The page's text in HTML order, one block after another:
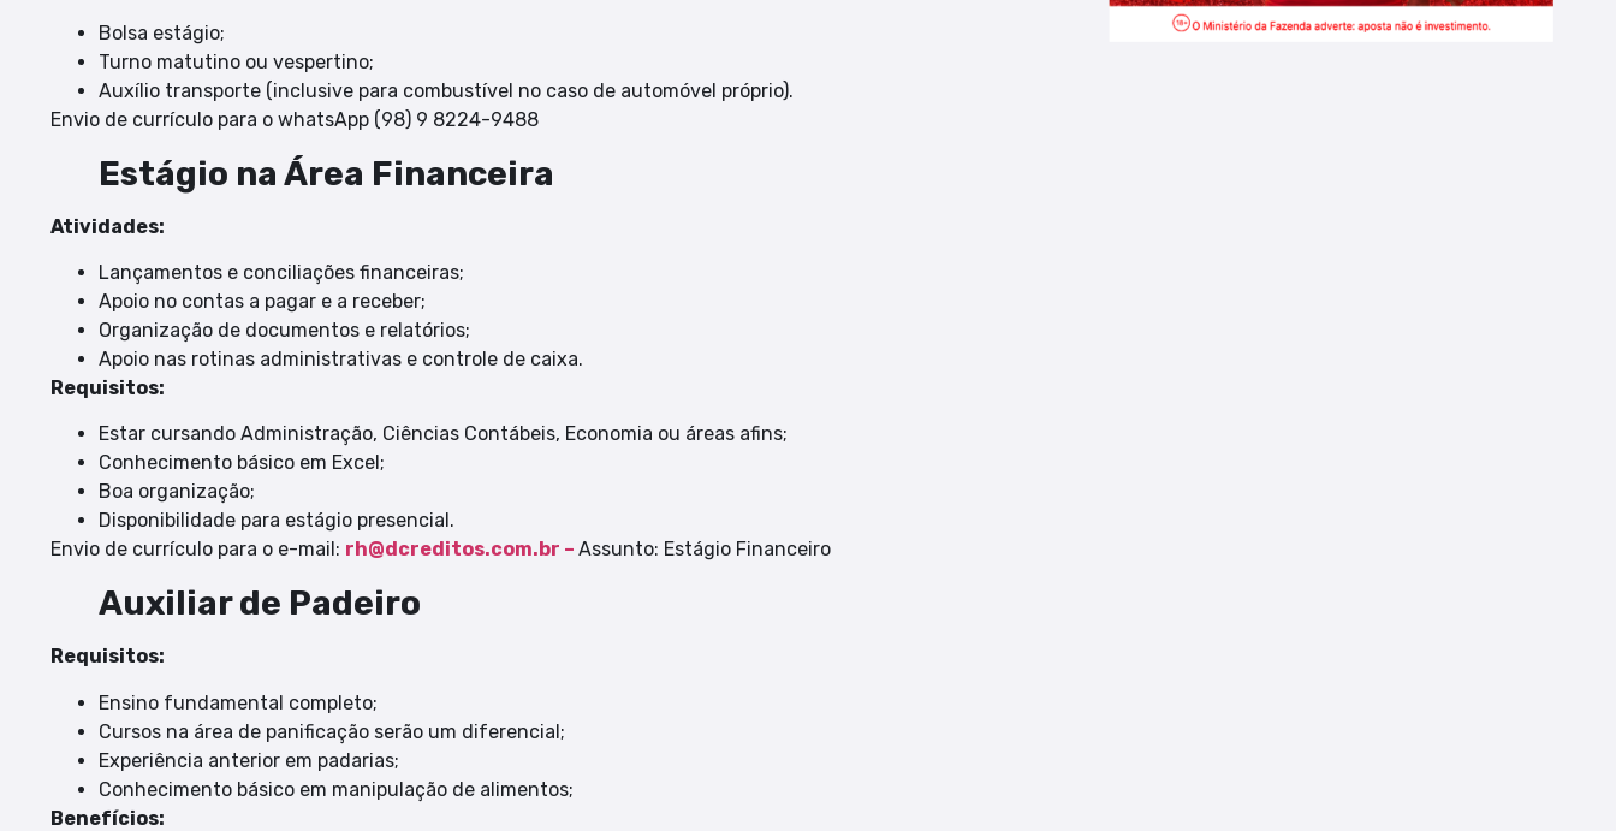
Bolsa estágio;
Turno matutino ou vespertino;
Auxílio transporte (inclusive para combustível no caso de automóvel próprio).
Envio de currículo para o whatsApp (98) 9 8224-9488
Estágio na Área Financeira
Atividades:
Lançamentos e conciliações financeiras;
Apoio no contas a pagar e a receber;
Organização de documentos e relatórios;
Apoio nas rotinas administrativas e controle de caixa.
Requisitos:
Estar cursando Administração, Ciências Contábeis, Economia ou áreas afins;
Conhecimento básico em Excel;
Boa organização;
Disponibilidade para estágio presencial.
Envio de currículo para o e-mail: rh@dcreditos.com.br – Assunto: Estágio Financeiro
Auxiliar de Padeiro
Requisitos:
Ensino fundamental completo;
Cursos na área de panificação serão um diferencial;
Experiência anterior em padarias;
Conhecimento básico em manipulação de alimentos;
Benefícios: